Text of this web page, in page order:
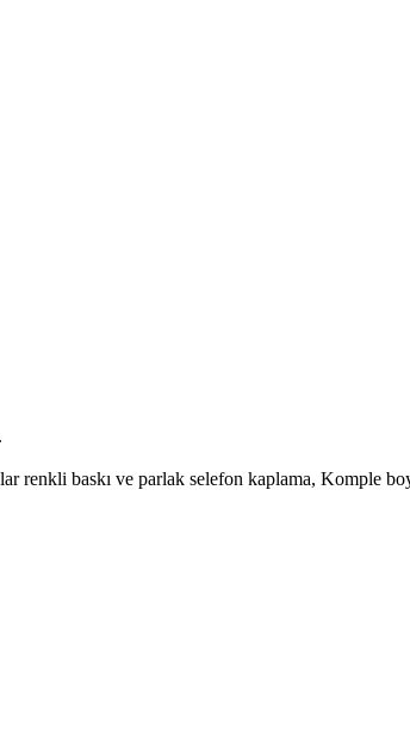
renkli baskı ve parlak selefon kaplama, Komple